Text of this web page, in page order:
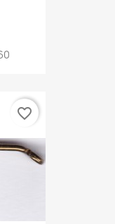
favorite_border